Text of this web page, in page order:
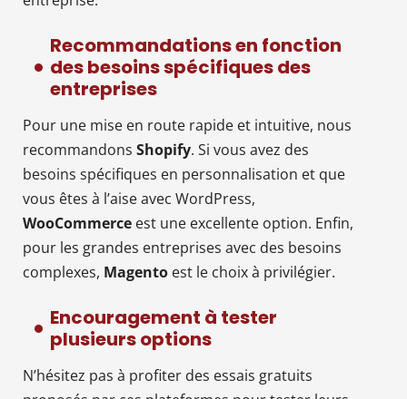
Recommandations en fonction
des besoins spécifiques des
entreprises
Pour une mise en route rapide et intuitive, nous
recommandons Shopify. Si vous avez des
besoins spécifiques en personnalisation et que
vous êtes à l’aise avec WordPress,
WooCommerce est une excellente option. Enfin,
pour les grandes entreprises avec des besoins
complexes, Magento est le choix à privilégier.
Encouragement à tester
plusieurs options
N’hésitez pas à profiter des essais gratuits